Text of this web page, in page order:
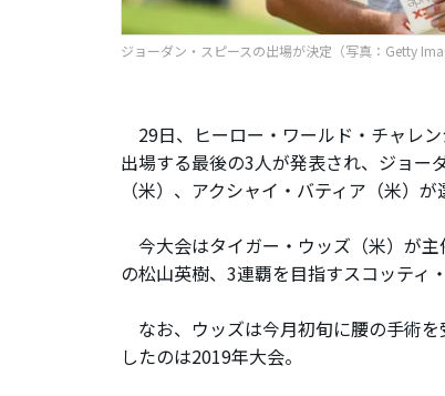
ジョーダン・スピースの出場が決定（写真：Getty
29日、ヒーロー・ワールド・チャレ
出場する最後の3人が発表され、ジョー
（米）、アクシャイ・バティア（米）が
今大会はタイガー・ウッズ（米）が
の松山英樹、3連覇を目指すスコッティ
なお、ウッズは今月初旬に腰の手術
したのは2019年大会。